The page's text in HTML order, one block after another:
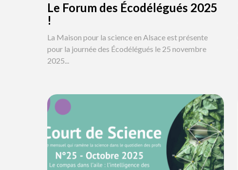
Le Forum des Écodélégués 2025
!
La Maison pour la science en Alsace est présente
pour la journée des Écodélégués le 25 novembre
2025...